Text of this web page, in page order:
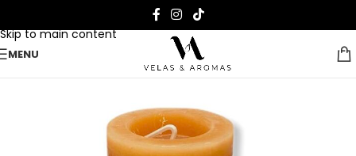
Skip to main content
MENU